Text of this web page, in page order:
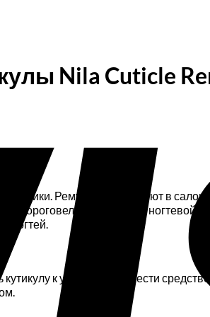
Nila Cuticle
Ремувер используют в
ороговелой кожи внизу ногтевой
ногтей.
к удалению. Нанести